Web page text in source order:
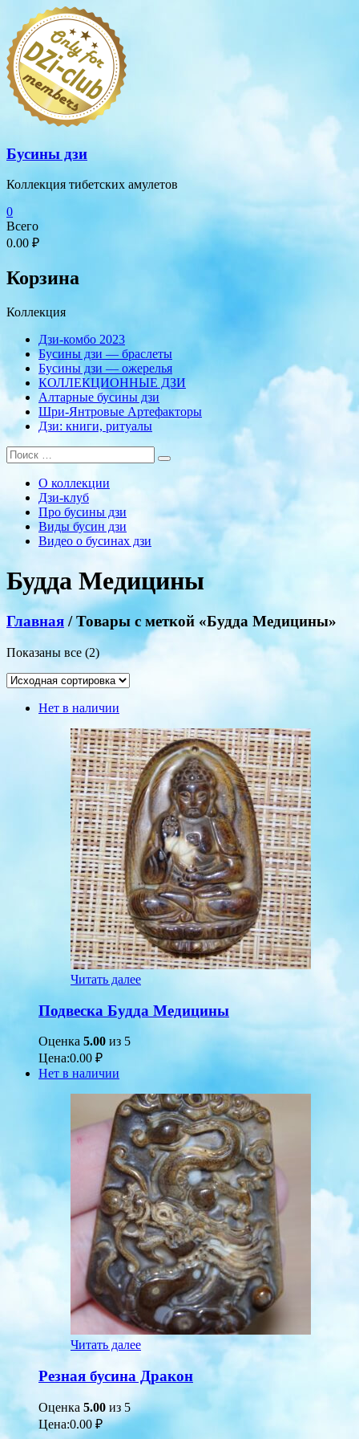
Перейти
содержимому
Бусины дзи
Коллекция тибетских амулетов
0
Всего
0.00 ₽
Корзина
Коллекция
Дзи-комбо 2023
Бусины дзи — браслеты
Бусины дзи — ожерелья
КОЛЛЕКЦИОННЫЕ ДЗИ
Алтарные бусины дзи
Шри-Янтровые Артефакторы
Дзи: книги, ритуалы
О коллекции
Дзи-клуб
Про бусины дзи
Виды бусин дзи
Видео о бусинах дзи
Будда Медицины
Главная / Товары с меткой «Будда Медицины»
Показаны все (2)
Нет в наличии
Читать далее
Подвеска Будда Медицины
Оценка 5.00 из 5
Цена:0.00 ₽
Нет в наличии
Читать далее
Резная бусина Дракон
Оценка 5.00 из 5
Цена:0.00₽